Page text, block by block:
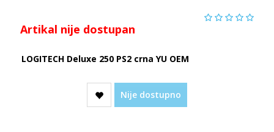
Artikal nije dostupan
LOGITECH Deluxe 250 PS2 crna YU OEM
Nije dostupno